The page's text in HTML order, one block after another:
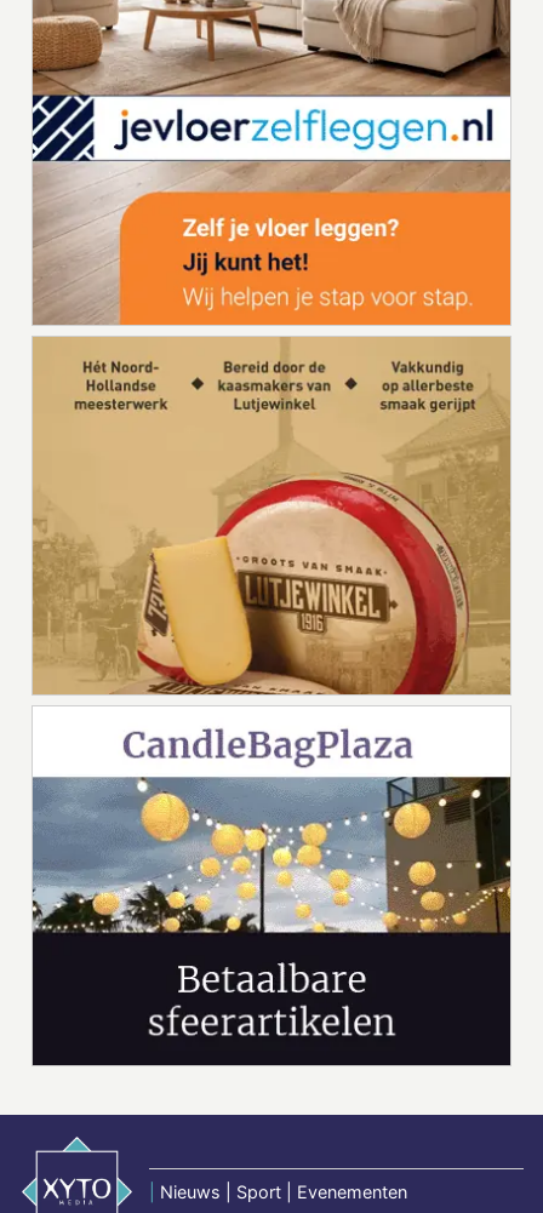
Nieuws | Sport | Evenementen